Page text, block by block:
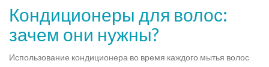
Кондиционеры для волос:
зачем они нужны?
Использование кондиционера во время каждого мытья волос